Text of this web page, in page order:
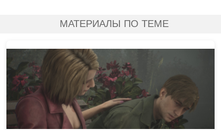
МАТЕРИАЛЫ ПО ТЕМЕ